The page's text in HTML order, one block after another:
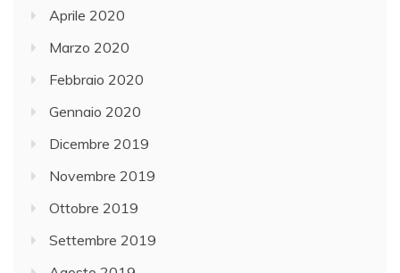
Aprile 2020
Marzo 2020
Febbraio 2020
Gennaio 2020
Dicembre 2019
Novembre 2019
Ottobre 2019
Settembre 2019